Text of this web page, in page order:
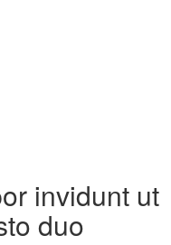
invidunt ut
duo